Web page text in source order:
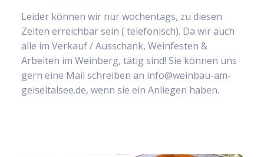
Leider können wir nur wochentags, zu diesen
Zeiten erreichbar sein ( telefonisch). Da wir auch
alle im Verkauf / Ausschank, Weinfesten &
Arbeiten im Weinberg, tätig sind! Sie können uns
gern eine Mail schreiben an info@weinbau-am-
geiseltalsee.de, wenn sie ein Anliegen haben.